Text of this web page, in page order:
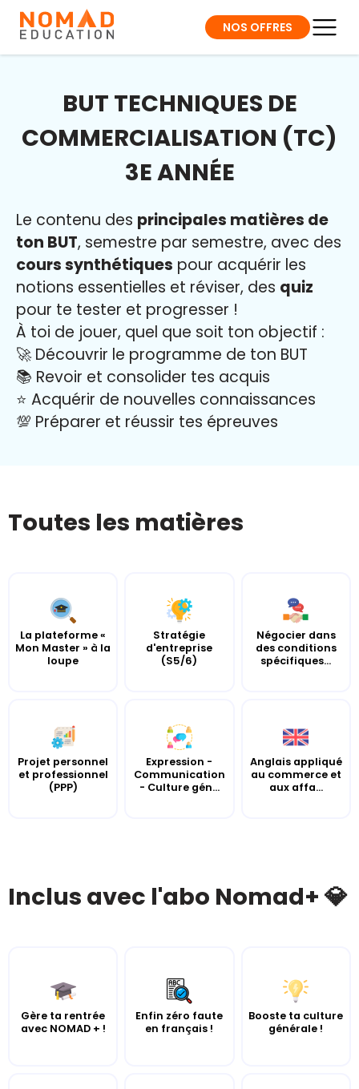
NOS OFFRES
BUT TECHNIQUES DE
COMMERCIALISATION (TC)
3E ANNÉE
Le contenu des principales matières de
ton BUT, semestre par semestre, avec des
cours synthétiques pour acquérir les
notions essentielles et réviser, des quiz
pour te tester et progresser !
À toi de jouer, quel que soit ton objectif :
🚀 Découvrir le programme de ton BUT
📚 Revoir et consolider tes acquis
⭐️ Acquérir de nouvelles connaissances
💯 Préparer et réussir tes épreuves
Toutes les matières
La plateforme «
Mon Master » à la
loupe
Stratégie
d'entreprise
(S5/6)
Négocier dans
des conditions
spécifiques...
Projet personnel
et professionnel
(PPP)
Expression -
Communication
- Culture gén...
Anglais appliqué
au commerce et
aux affa...
Inclus avec l'abo Nomad+ 💎
Gère ta rentrée
avec NOMAD + !
Enfin zéro faute
en français !
Booste ta culture
générale !